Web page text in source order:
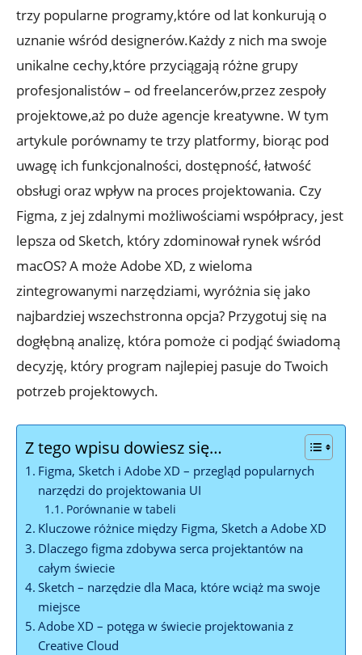
trzy popularne programy,które ⁤od lat ‍konkurują o
uznanie ⁢wśród designerów.Każdy ⁢z nich ma swoje
‍unikalne cechy,które przyciągają ‍różne grupy
profesjonalistów – od ‍freelancerów,przez⁤ zespoły
projektowe,aż po⁤ duże agencje kreatywne. W tym⁤
artykule porównamy te trzy platformy,⁢ biorąc pod
uwagę ich ⁤funkcjonalności, ⁤dostępność, łatwość
obsługi oraz wpływ‍ na proces‌ projektowania. Czy ​
Figma, z jej ​zdalnymi możliwościami współpracy, jest
lepsza od Sketch, który zdominował rynek wśród
macOS? ​A może Adobe XD, z wieloma
zintegrowanymi narzędziami, wyróżnia się jako
najbardziej wszechstronna opcja? Przygotuj się na​
dogłębną analizę, która pomoże​ ci podjąć świadomą
‌decyzję,‌ który program najlepiej pasuje do Twoich⁣
potrzeb ‍projektowych.
Z tego wpisu dowiesz się…
Figma,‍ Sketch i ⁢Adobe XD‌ – przegląd​ popularnych‌
narzędzi do projektowania UI
Porównanie w tabeli
Kluczowe różnice między Figma, ⁣Sketch a Adobe ⁢XD
Dlaczego figma ​zdobywa serca projektantów ⁤na
‌całym świecie
Sketch – narzędzie⁢ dla⁣ Maca, które⁤ wciąż ma ⁣swoje
⁣miejsce
Adobe‌ XD – potęga w świecie projektowania z
Creative ⁤Cloud